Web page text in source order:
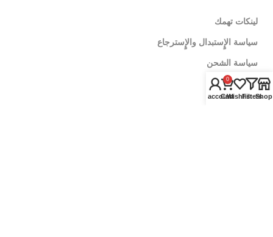
لينكات تهمك
سياسة الإٍستبدال والإٍسترجاع
سياسة الشحن
اشترى جملة
Shop
Filters
Wishlist
0
Cart
My account